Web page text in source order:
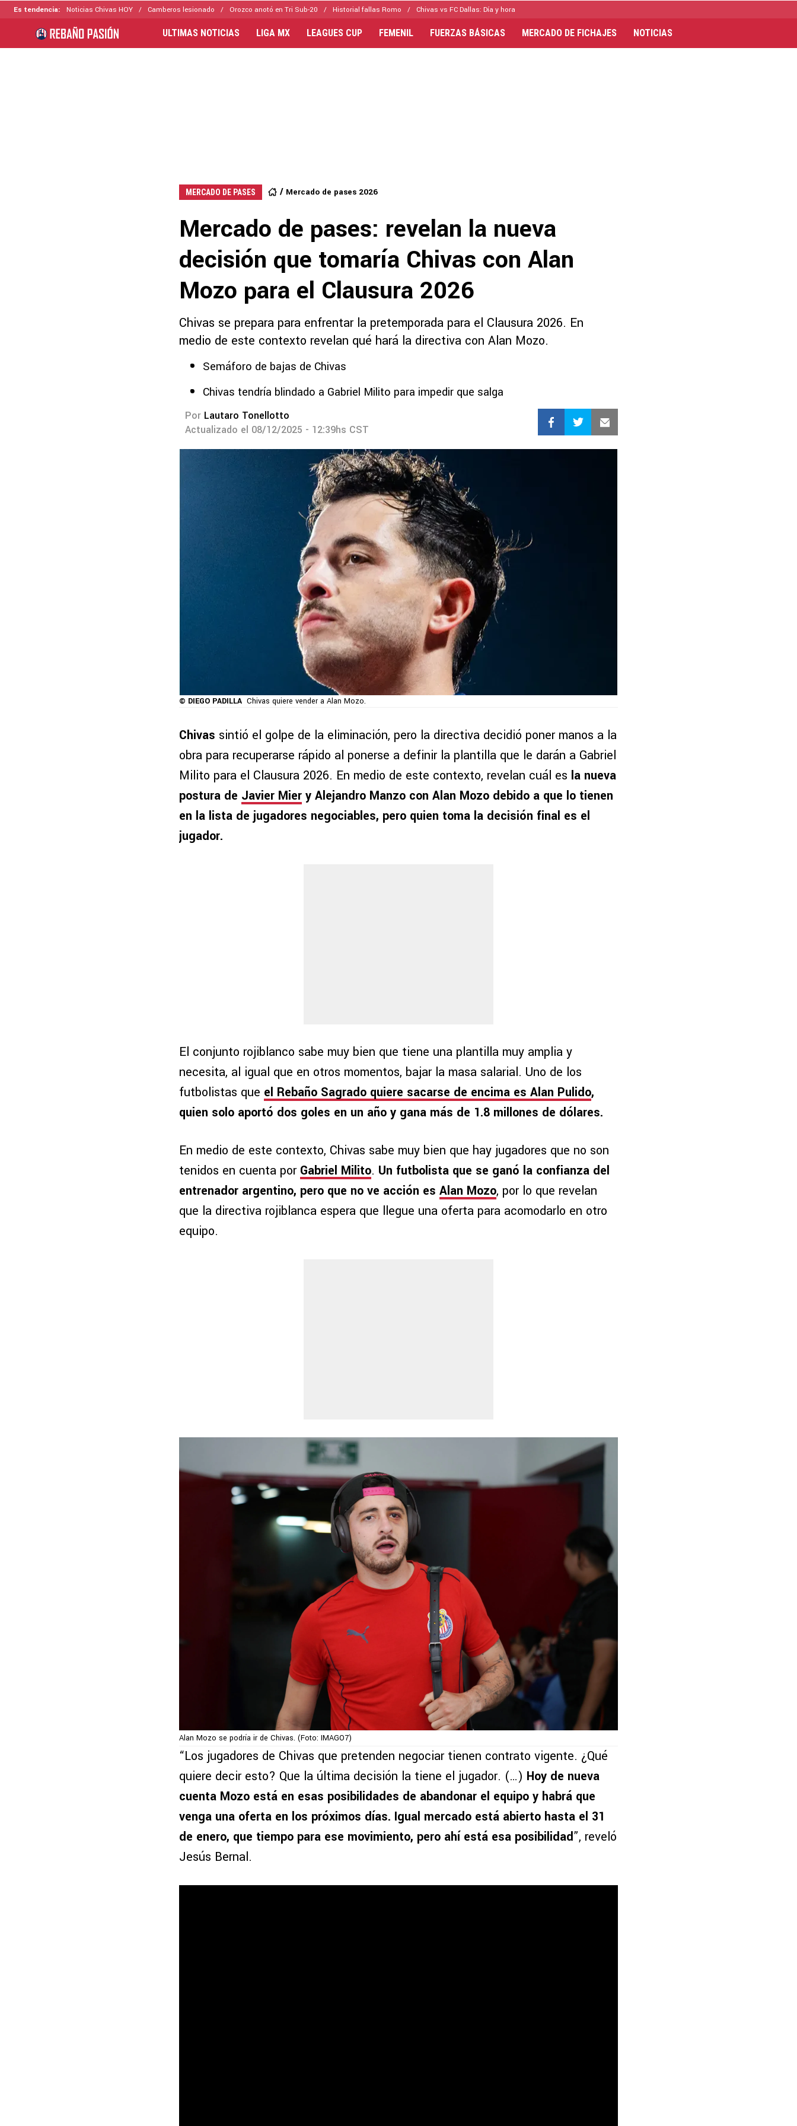
Es tendencia: Noticias Chivas HOY Camberos lesionado Orozco anotó en Tri Sub-20 Historial fallas Romo Chivas vs FC Dallas: Día y hora
ULTIMAS NOTICIAS LIGA MX LEAGUES CUP FEMENIL FUERZAS BÁSICAS MERCADO DE FICHAJES NOTICIAS
MERCADO DE PASES Mercado de pases 2026
Mercado de pases: revelan la nueva
decisión que tomaría Chivas con Alan
Mozo para el Clausura 2026
Chivas se prepara para enfrentar la pretemporada para el Clausura 2026. En
medio de este contexto revelan qué hará la directiva con Alan Mozo.
Semáforo de bajas de Chivas
Chivas tendría blindado a Gabriel Milito para impedir que salga
Por Lautaro Tonellotto
Actualizado el 08/12/2025 - 12:39hs CST
© DIEGO PADILLA Chivas quiere vender a Alan Mozo.
Chivas sintió el golpe de la eliminación, pero la directiva decidió poner manos a la
obra para recuperarse rápido al ponerse a definir la plantilla que le darán a Gabriel
Milito para el Clausura 2026. En medio de este contexto, revelan cuál es la nueva
postura de Javier Mier y Alejandro Manzo con Alan Mozo debido a que lo tienen
en la lista de jugadores negociables, pero quien toma la decisión final es el
jugador.
El conjunto rojiblanco sabe muy bien que tiene una plantilla muy amplia y
necesita, al igual que en otros momentos, bajar la masa salarial. Uno de los
futbolistas que el Rebaño Sagrado quiere sacarse de encima es Alan Pulido,
quien solo aportó dos goles en un año y gana más de 1.8 millones de dólares.
En medio de este contexto, Chivas sabe muy bien que hay jugadores que no son
tenidos en cuenta por Gabriel Milito. Un futbolista que se ganó la confianza del
entrenador argentino, pero que no ve acción es Alan Mozo, por lo que revelan
que la directiva rojiblanca espera que llegue una oferta para acomodarlo en otro
equipo.
Alan Mozo se podría ir de Chivas. (Foto: IMAGO7)
“Los jugadores de Chivas que pretenden negociar tienen contrato vigente. ¿Qué
quiere decir esto? Que la última decisión la tiene el jugador. (…) Hoy de nueva
cuenta Mozo está en esas posibilidades de abandonar el equipo y habrá que
venga una oferta en los próximos días. Igual mercado está abierto hasta el 31
de enero, que tiempo para ese movimiento, pero ahí está esa posibilidad”, reveló
Jesús Bernal.